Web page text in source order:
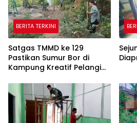
BERITA TERKINI
Satgas TMMD ke 129
Pastikan Sumur Bor di
Kampung Kreatif Pelangi